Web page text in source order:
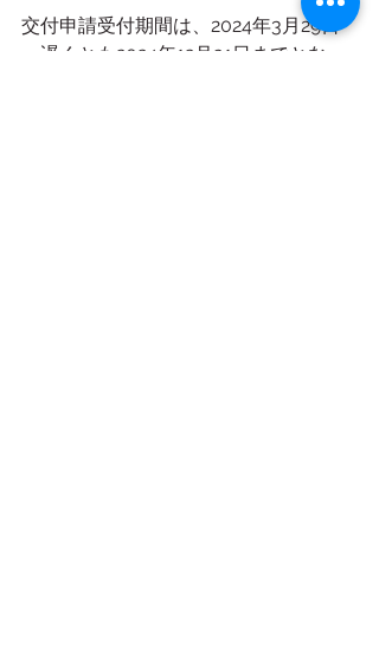
交付申請受付期間は、2024年3月29日
～遅くとも2024年12月31日までとなっ